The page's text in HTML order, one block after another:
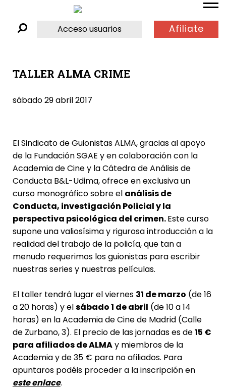
Acceso usuarios Afiliate
TALLER ALMA CRIME
sábado 29 abril 2017
El Sindicato de Guionistas ALMA, gracias al apoyo
de la Fundación SGAE y en colaboración con la
Academia de Cine y la Cátedra de Análisis de
Conducta B&L-Udima, ofrece en exclusiva un
curso monográfico sobre el análisis de
Conducta, investigación Policial y la
perspectiva psicológica del crimen.Este curso
supone una valiosísima y rigurosa introducción a la
realidad del trabajo de la policía, que tan a
menudo requerimos los guionistas para escribir
nuestras series y nuestras películas.
El taller tendrá lugar el viernes 31 de marzo (de 16
a 20 horas) y elsábado 1 de abril (de 10 a 14
horas) en la Academia de Cine de Madrid (Calle
de Zurbano, 3). El precio de las jornadas es de15 €
para afiliados de ALMAy miembros de la
Academia y de 35 € para no afiliados. Para
apuntaros podéis proceder a la inscripción en
este enlace.